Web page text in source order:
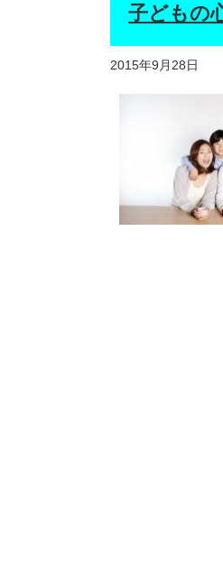
子どもの
2015年9月28日